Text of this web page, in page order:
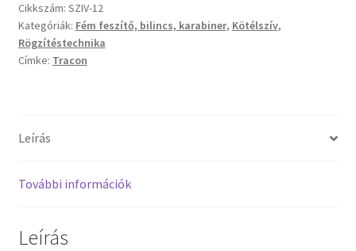
Cikkszám: SZIV-12
Kategóriák: Fém feszítő, bilincs, karabiner, Kötélszív,
Rögzítéstechnika
Címke: Tracon
Leírás
További információk
Leírás